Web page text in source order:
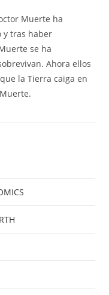
Muerte ha
y tras haber
se ha
Ahora ellos
la Tierra caiga en